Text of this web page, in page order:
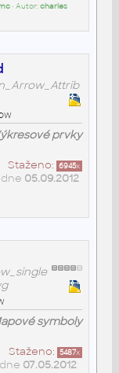
• Autor:charles
prvky
Staženo: 6945x
dne 05.09.2012
symboly
Staženo: 5487x
07.05.2012